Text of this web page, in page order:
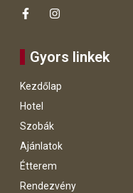
Gyors linkek
Kezdőlap
Hotel
Szobák
Ajánlatok
Étterem
Rendezvény